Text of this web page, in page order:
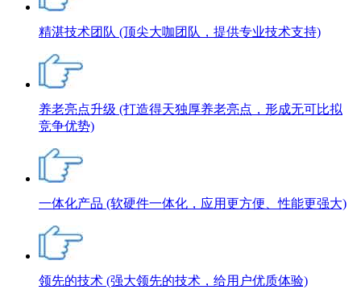
精湛技术团队 (顶尖大咖团队，提供专业技术支持)
养老亮点升级 (打造得天独厚养老亮点，形成无可比拟
竞争优势)
一体化产品 (软硬件一体化，应用更方便、性能更强大)
领先的技术 (强大领先的技术，给用户优质体验)